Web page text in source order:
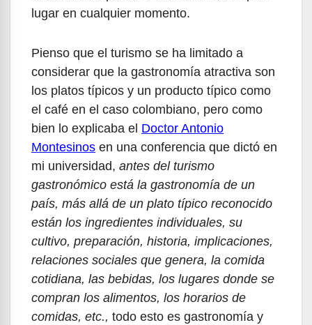
lugar en cualquier momento.
Pienso que el turismo se ha limitado a
considerar que la gastronomía atractiva son
los platos típicos y un producto típico como
el café en el caso colombiano, pero como
bien lo explicaba el Doctor Antonio
Montesinos en una conferencia que dictó en
mi universidad, antes del turismo
gastronómico está la gastronomía de un
país, más allá de un plato típico reconocido
están los ingredientes individuales, su
cultivo, preparación, historia, implicaciones,
relaciones sociales que genera, la comida
cotidiana, las bebidas, los lugares donde se
compran los alimentos, los horarios de
comidas, etc., todo esto es gastronomía y